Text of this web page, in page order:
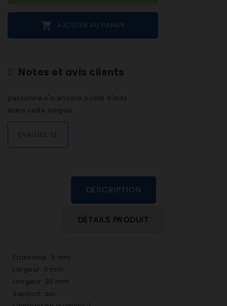
 AJOUTER AU PANIER
Notes et avis clients
personne n'a encore posté d'avis
dans cette langue
EVALUEZ-LE
DESCRIPTION
DÉTAILS PRODUIT
Epaisseur: 5 mm
Largeur: 11 mm
Longeur: 30 mm
Support: oui